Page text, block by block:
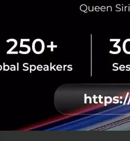
ฝ่ายโครงสร้างพื้นฐานและรัฐบาล
เอกชน ทำให้โครงการต่างๆ ภายใ
ที่จะทำให้โครงการเหล่านี้ประสบ
การแลกเปลี่ยนความรู้ ความเชี่ยว
การวิเคราะห์ข้อมูล และข้อมูลเชิง
จะทำให้มีการวางแผน และการด
แนวโน้มอุตสาหกรรมโครงสร้างพื้น